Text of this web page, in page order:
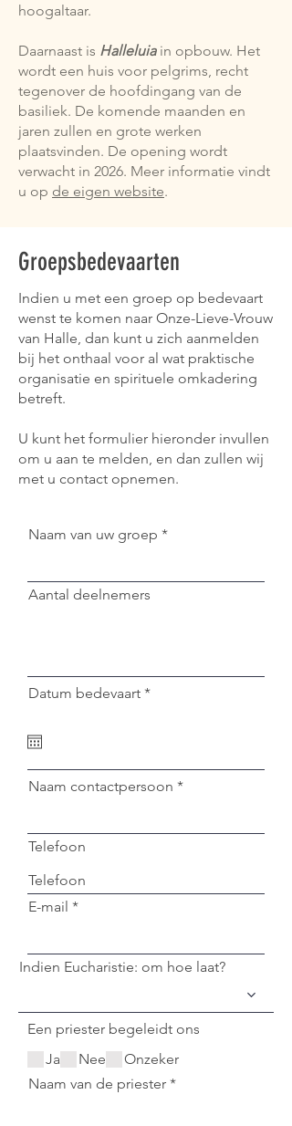
hoogaltaar.
Daarnaast is Halleluiain opbouw. Het
wordt een huis voor pelgrims, recht
tegenover de hoofdingang van de
basiliek. De komende maanden en
jaren zullen en grote werken
plaatsvinden. De opening wordt
verwacht in 2026. Meer informatie vindt
u op de eigen website.
Groepsbedevaarten
Indien u met een groep op bedevaart
wenst te komen naar Onze-Lieve-Vrouw
van Halle, dan kunt u zich aanmelden
bij het onthaal voor al wat praktische
organisatie en spirituele omkadering
betreft.
U kunt het formulier hieronder invullen
om u aan te melden, en dan zullen wij
met u contact opnemen.
Naam van uw groep
Aantal deelnemers
Datum bedevaart *r
r
d
Naam contactpersoon
Telefoon
E-mail
Indien Eucharistie: om hoe laat?
Een priester begeleidt ons
Ja
Nee
Onzeker
Naam van de priester